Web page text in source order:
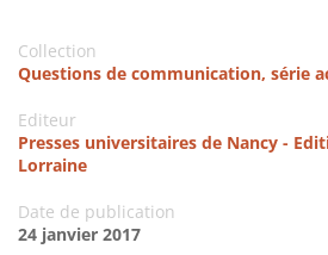
Collection
Questions de communication, série
Editeur
Presses universitaires de Nancy -
Lorraine
Date de publication
24 janvier 2017